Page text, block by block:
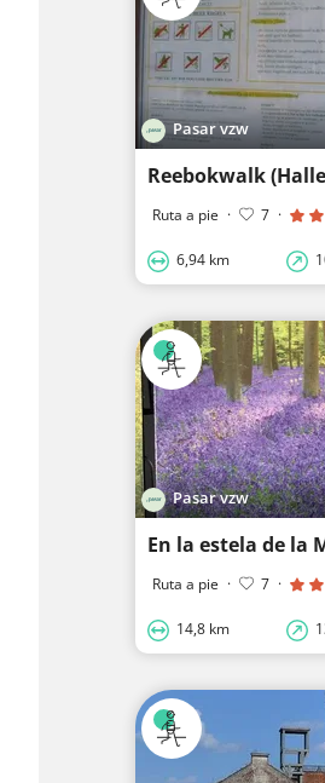
Pasar vzw
Reebokwalk
Ruta a pie · 7 ·
6,94 km
Pasar vzw
En la estela de la
Ruta a pie · 7 ·
14,8 km